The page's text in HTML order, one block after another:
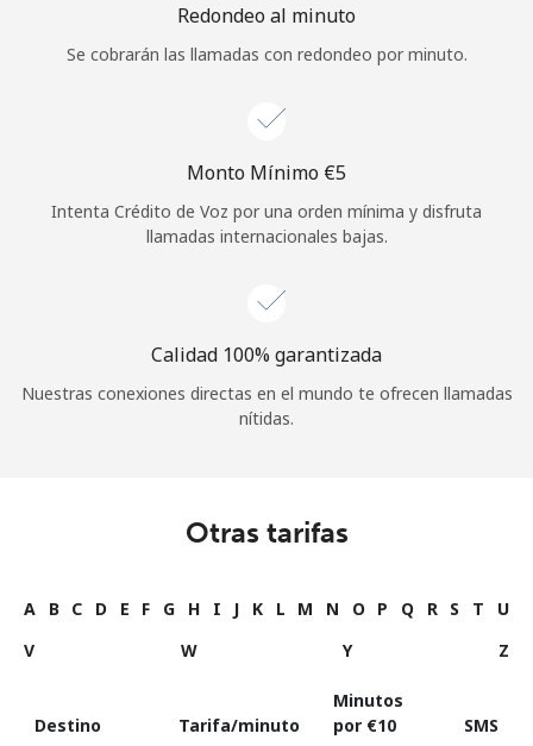
Redondeo al minuto
Se cobrarán las llamadas con redondeo por minuto.
Monto Mínimo ⁦€5⁩
Intenta Crédito de Voz por una orden mínima y disfruta
llamadas internacionales bajas.
Calidad 100% garantizada
Nuestras conexiones directas en el mundo te ofrecen llamadas
nítidas.
Otras tarifas
A B C D E F G H I J K L M N O P Q R S T
U
V
W Y Z
Destino Tarifa/minuto
Minutos
por ⁦€10⁩
SMS